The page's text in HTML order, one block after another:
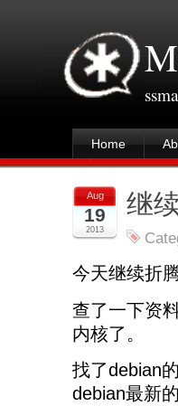
Home
Aug
19
2013
继
今天继续折
查了一下资
内核了。
找了debian
debian最新